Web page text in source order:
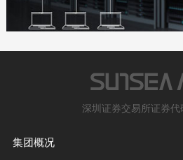
深圳证券交易所证券
集团概况